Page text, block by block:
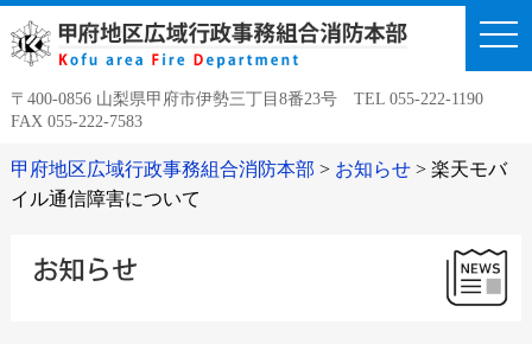
〒400-0856 山梨県甲府市伊勢三丁目8番23号 TEL 055-222-1190
FAX 055-222-7583
甲府地区広域行政事務組合消防本部 > お知らせ> 楽天モバ
イル通信障害について